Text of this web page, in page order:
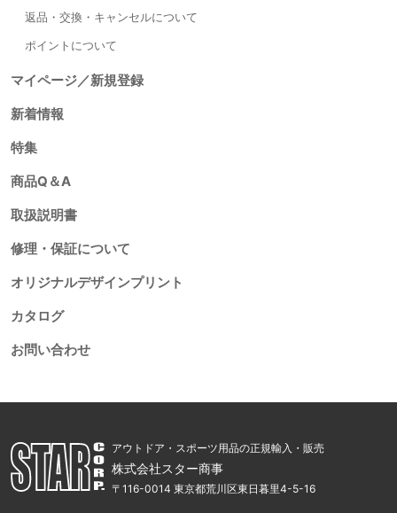
返品・交換・キャンセルについて
ポイントについて
マイページ／新規登録
新着情報
特集
商品Q＆A
取扱説明書
修理・保証について
オリジナルデザインプリント
カタログ
お問い合わせ
アウトドア・スポーツ用品の正規輸入・販売
株式会社スター商事
〒116-0014 東京都荒川区東日暮里4-5-16